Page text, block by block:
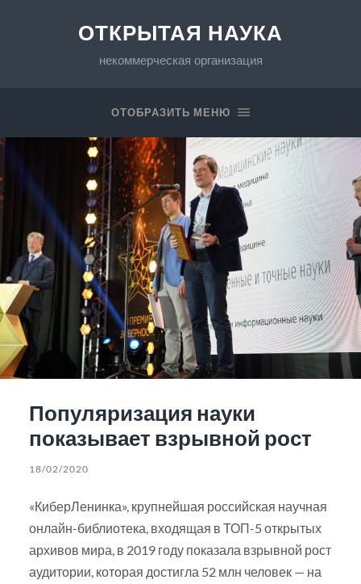
ОТКРЫТАЯ НАУКА
некоммерческая организация
ОТОБРАЗИТЬ МЕНЮ
Популяризация науки
показывает взрывной рост
18/02/2020
«КиберЛенинка», крупнейшая российская научная
онлайн-библиотека, входящая в ТОП-5 открытых
архивов мира, в 2019 году показала взрывной рост
аудитории, которая достигла 52 млн человек — на